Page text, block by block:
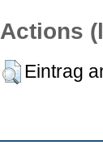
Actions
Eintrag